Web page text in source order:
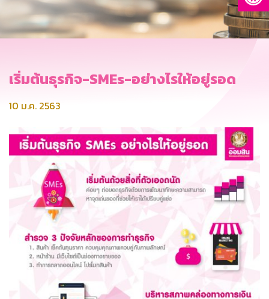
ติดต่อเรา
บริการออนไลน์
เริ่มต้นธุรกิจ-SMEs-อย่างไรให้อยู่รอด
10 ม.ค. 2563